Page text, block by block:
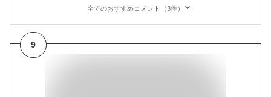
全てのおすすめコメント（3件）
9